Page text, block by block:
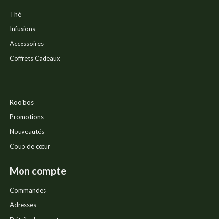
Thé
Infusions
Accessoires
Coffrets Cadeaux
Rooibos
Promotions
Nouveautés
Coup de cœur
Mon compte
Commandes
Adresses